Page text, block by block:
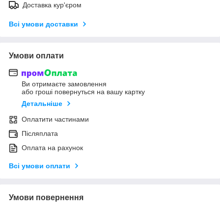
Доставка кур'єром
Всі умови доставки
Умови оплати
Ви отримаєте замовлення
або гроші повернуться на вашу картку
Детальніше
Оплатити частинами
Післяплата
Оплата на рахунок
Всі умови оплати
Умови повернення